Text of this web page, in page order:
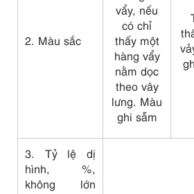
2. Màu sắc
vẩy, nếu
có chỉ
thấy một
hàng vẩy
nằm dọc
theo vây
lưng. Màu
ghi sẫm
3. Tỷ lệ dị
hình, %,
không lớn